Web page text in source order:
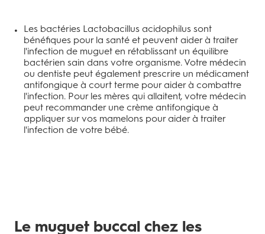
Les bactéries Lactobacillus acidophilus sont
bénéfiques pour la santé et peuvent aider à traiter
l'infection de muguet en rétablissant un équilibre
bactérien sain dans votre organisme. Votre médecin
ou dentiste peut également prescrire un médicament
antifongique à court terme pour aider à combattre
l'infection. Pour les mères qui allaitent, votre médecin
peut recommander une crème antifongique à
appliquer sur vos mamelons pour aider à traiter
l'infection de votre bébé.
Le muguet buccal chez les